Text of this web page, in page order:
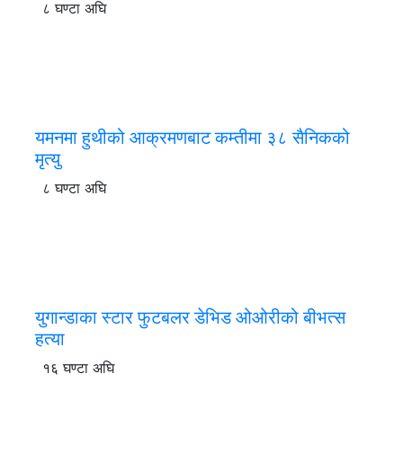
८ घण्टा अघि
यमनमा हुथीको आक्रमणबाट कम्तीमा ३८ सैनिकको
मृत्यु
८ घण्टा अघि
युगान्डाका स्टार फुटबलर डेभिड ओओरीको बीभत्स
हत्या
१६ घण्टा अघि